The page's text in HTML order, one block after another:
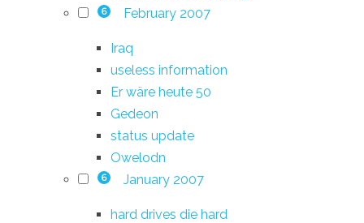
6 February 2007
Iraq
useless information
Er wäre heute 50
Gedeon
status update
Owelodn
6 January 2007
hard drives die hard